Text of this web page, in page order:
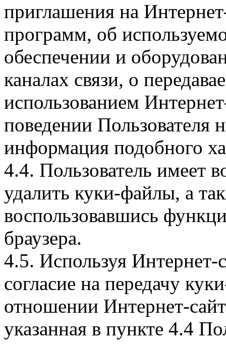
приглашения на
программ, об
обеспечении и
каналах связи, о
использованием
поведении Пользователя
информация подобного
4.4. Пользователь имеет
удалить куки-файлы, а
воспользовавшись
браузера.
4.5. Используя Интернет-
согласие на передачу
отношении Интернет-
указанная в пункте 4.4